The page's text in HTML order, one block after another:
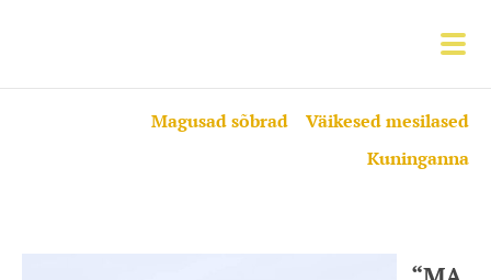
Magusad sõbrad
Väikesed mesilased
Kuninganna